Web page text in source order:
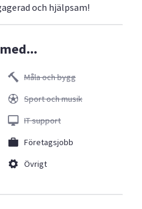
och hjälpsam!
Måla och bygg
Sport och musik
IT support
Företagsjobb
Övrigt